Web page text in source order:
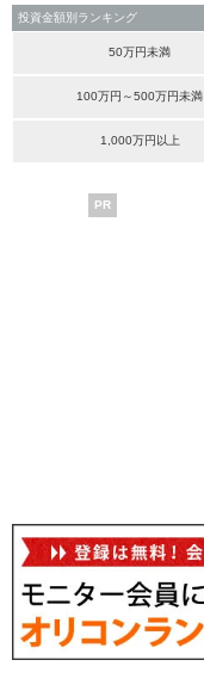
投資金額別ランキング
50万円未満
100万円～500万円未満
1,000万円以上
PR